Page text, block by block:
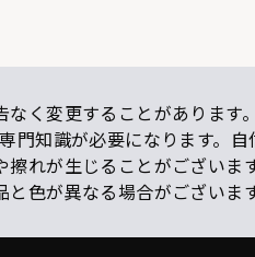
く変更することがあります。
知識が必要になります。自
れが生じることがございま
色が異なる場合がございます